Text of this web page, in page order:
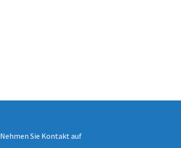
Nehmen Sie Kontakt auf